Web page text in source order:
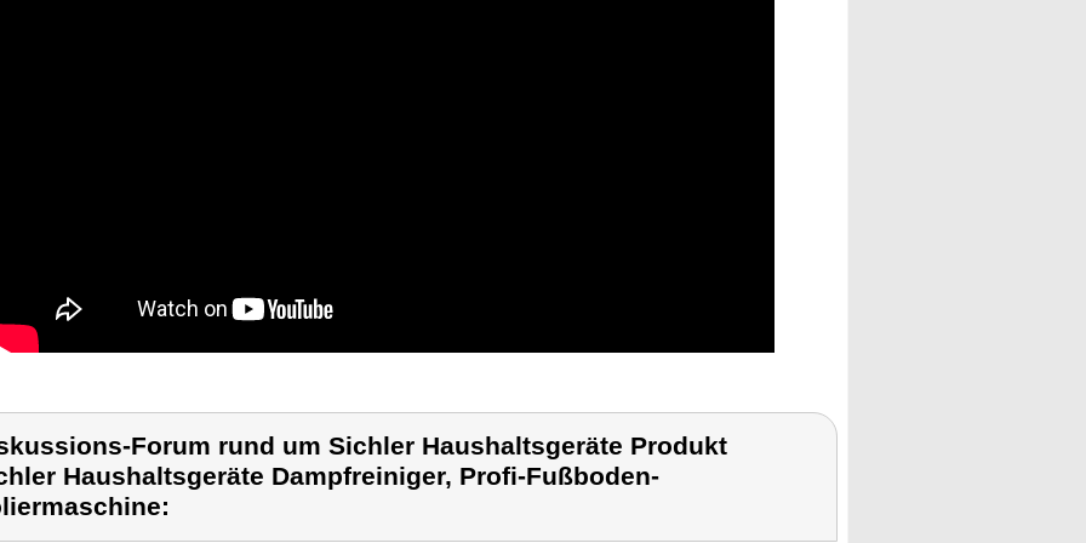
Forum rund um Sichler Haushaltsgeräte Produkt
Haushaltsgeräte Dampfreiniger, Profi-Fußboden-